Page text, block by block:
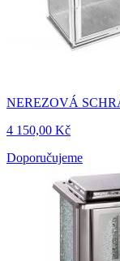
NEREZOVÁ
4 150,00 Kč
Doporučujeme